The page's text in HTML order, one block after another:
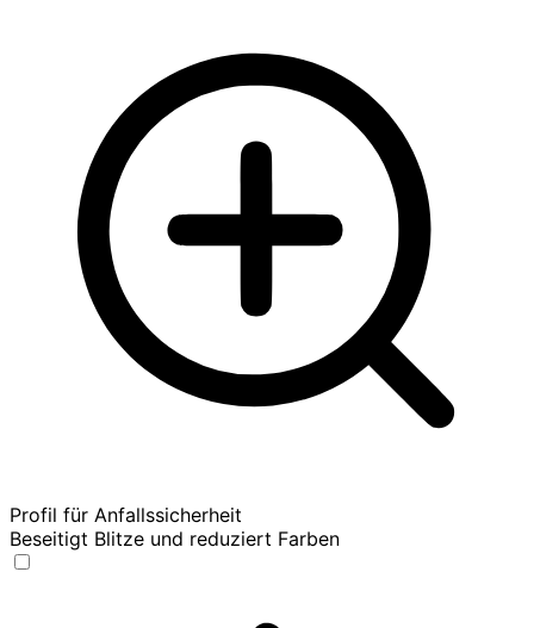
Profil für Anfallssicherheit
Beseitigt Blitze und reduziert Farben